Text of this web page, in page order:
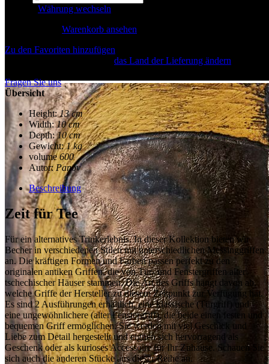
Währung wechseln
Warenkorb ansehen
Zu den Favoriten hinzufügen
das Land der Lieferung ändern
Fragen Sie uns
Übersicht
Height:13 cm
Width:10 cm
Depth:10 cm
Gewicht: 1 kg
volume 600
Autor: Panov
Beschreibung
Zeit für Tee
Für ein alternatives Trinkerlebnis. In dieser Kollektion bieten wir
Becher in verschiedenen Stilen mit unterschiedlichen Messinggriffen
an. Die kräftigen Formen und Farben passen perfekt zu den
originalen antiken Griffen, die von Tür- und Fenstergriffen alter
tschechischer Häuser stammen. Die Art des Griffs hängt davon ab,
welche Griffe der Hersteller zu diesem Zeitpunkt zur Verfügung hat.
Es sind 2 Ausführungen erhältlich, eine klassische (Türgriff) und
eine ungewöhnlichere (alter Fenstergriff), die beide einen festen und
bequemen Griff ermöglichen. Sie werden mit viel Geschick und
Liebe zum Detail hergestellt und eignen sich hervorragend als
Geschenk oder als kurioses Accessoire für Ihr Zuhause. Schauen Sie
sich auch die anderen Stücke aus dieser Reihe an.